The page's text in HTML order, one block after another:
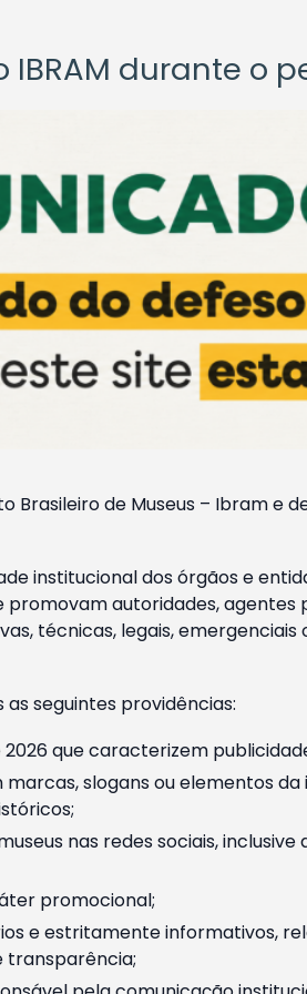
durante o
de Museus – Ibram e
institucional dos órgãos e
autoridades, agentes
técnicas, legais,
seguintes providências:
que caracterizem
slogans ou elementos
nas redes sociais,
promocional;
e estritamente informativos,
transparência;